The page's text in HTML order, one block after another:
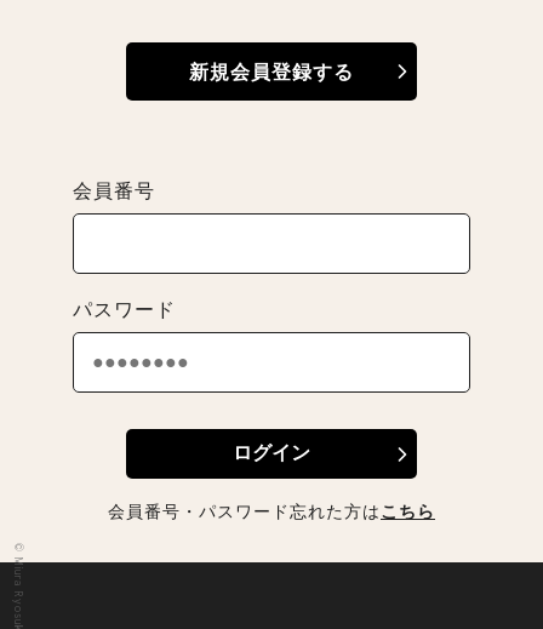
新規会員登録する
会員番号
パスワード
会員番号・パスワード忘れた方はこちら